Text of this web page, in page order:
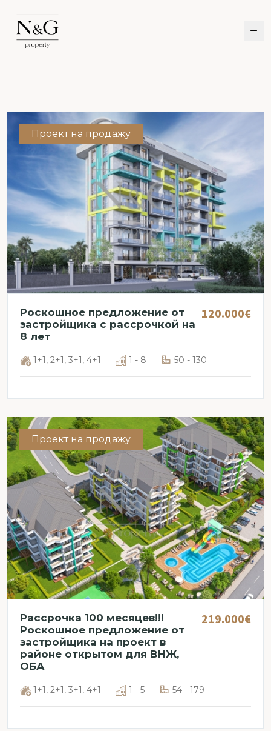
Проект на продажу
Роскошное предложение от
застройщика с рассрочкой на
8 лет
120.000€
1+1, 2+1, 3+1, 4+1 1 - 8 50 - 130
Проект на продажу
Рассрочка 100 месяцев!!!
Роскошное предложение от
застройщика на проект в
районе открытом для ВНЖ,
ОБА
219.000€
1+1, 2+1, 3+1, 4+1 1 - 5 54 - 179